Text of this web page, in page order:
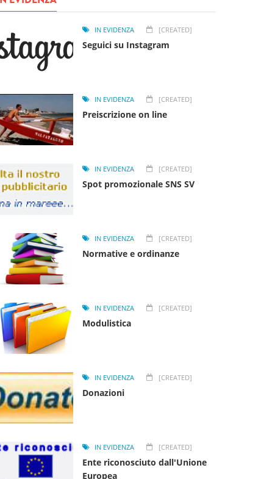
IN EVIDENZA [CREATED]
Seguici su Instagram
IN EVIDENZA [CREATED]
Preiscrizione on line
IN EVIDENZA [CREATED]
Spot promozionale SNS SV
IN EVIDENZA [CREATED]
Normative e ordinanze
IN EVIDENZA [CREATED]
Modulistica
IN EVIDENZA [CREATED]
Donazioni
IN EVIDENZA [CREATED]
Ente riconosciuto dall'Unione
Europea